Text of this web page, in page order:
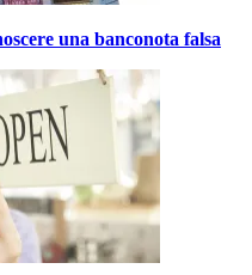
una banconota falsa